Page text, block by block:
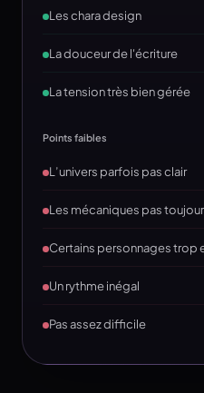
Les chara design
La douceur de l'écriture
La tension très bien gérée
Points faibles
L’univers parfois pas clair
Les mécaniques pas
Certains personnages trop
Un rythme inégal
Pas assez difficile